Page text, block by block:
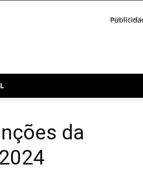
PUBLICIDADE
da